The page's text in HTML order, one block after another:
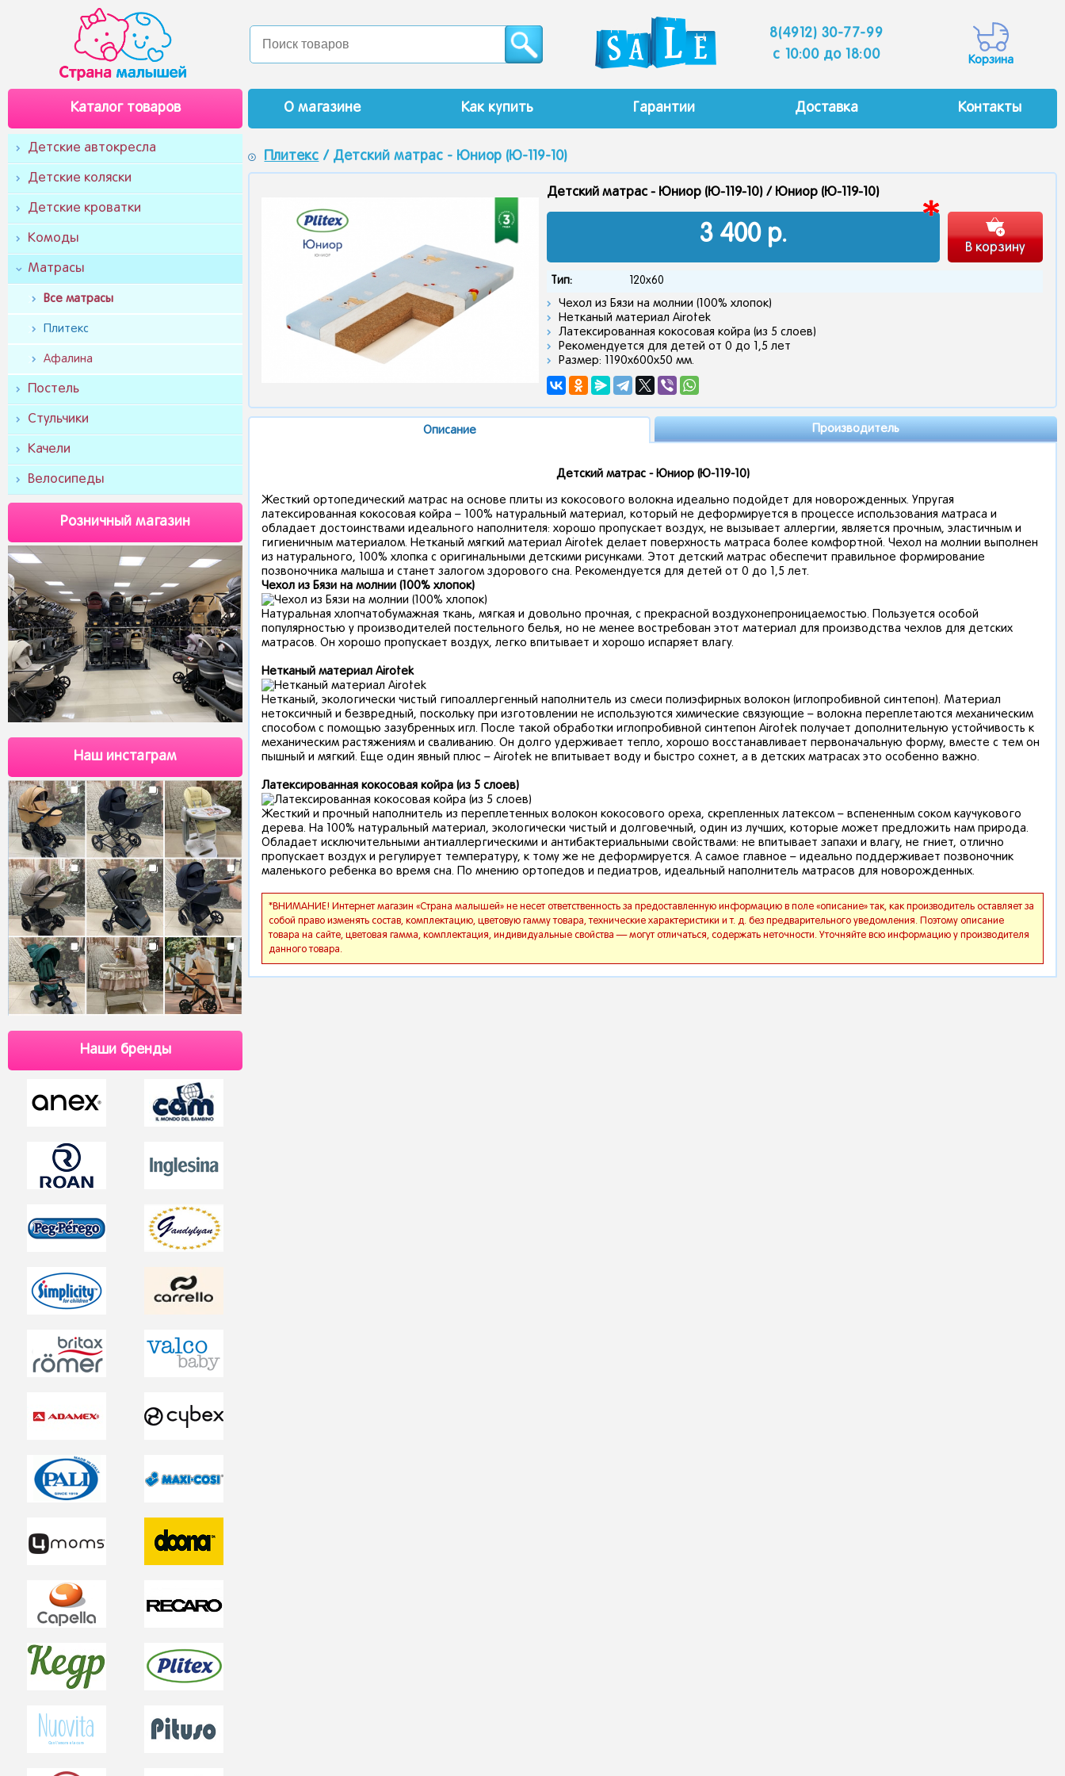
8(4912) 30-77-99
c 10:00 до 18:00
Корзина
Каталог товаров О магазине Как купить Гарантии Доставка Контакты
Детские автокресла
Детские коляски
Детские кроватки
Комоды
Матрасы
Все матрасы
Плитекс
Афалина
Постель
Стульчики
Качели
Велосипеды
Розничный магазин
Наш инстаграм
Наши бренды
Плитекс / Детский матрас - Юниор (Ю-119-10)
Детский матрас - Юниор (Ю-119-10) / Юниор (Ю-119-10)
3 400р.
В корзину
Тип: 120x60
Чехол из Бязи на молнии (100% хлопок)
Нетканый материал Airotek
Латексированная кокосовая койра (из 5 слоев)
Рекомендуется для детей от 0 до 1,5 лет
Размер: 1190х600х50 мм.
Описание Производитель
Детский матрас - Юниор (Ю-119-10)
Жесткий ортопедический матрас на основе плиты из кокосового волокна идеально подойдет для новорожденных. Упругая
латексированная кокосовая койра – 100% натуральный материал, который не деформируется в процессе использования матраса и
обладает достоинствами идеального наполнителя: хорошо пропускает воздух, не вызывает аллергии, является прочным, эластичным и
гигиеничным материалом. Нетканый мягкий материал Airotek делает поверхность матраса более комфортной. Чехол на молнии выполнен
из натурального, 100% хлопка с оригинальными детскими рисунками. Этот детский матрас обеспечит правильное формирование
позвоночника малыша и станет залогом здорового сна. Рекомендуется для детей от 0 до 1,5 лет.
Чехол из Бязи на молнии (100% хлопок)
Натуральная хлопчатобумажная ткань, мягкая и довольно прочная, с прекрасной воздухонепроницаемостью. Пользуется особой
популярностью у производителей постельного белья, но не менее востребован этот материал для производства чехлов для детских
матрасов. Он хорошо пропускает воздух, легко впитывает и хорошо испаряет влагу.
Нетканый материал Airotek
Нетканый, экологически чистый гипоаллергенный наполнитель из смеси полиэфирных волокон (иглопробивной синтепон). Материал
нетоксичный и безвредный, поскольку при изготовлении не используются химические связующие – волокна переплетаются механическим
способом с помощью зазубренных игл. После такой обработки иглопробивной синтепон Airotek получает дополнительную устойчивость к
механическим растяжениям и сваливанию. Он долго удерживает тепло, хорошо восстанавливает первоначальную форму, вместе с тем он
пышный и мягкий. Еще один явный плюс – Airotek не впитывает воду и быстро сохнет, а в детских матрасах это особенно важно.
Латексированная кокосовая койра (из 5 слоев)
Жесткий и прочный наполнитель из переплетенных волокон кокосового ореха, скрепленных латексом – вспененным соком каучукового
дерева. На 100% натуральный материал, экологически чистый и долговечный, один из лучших, которые может предложить нам природа.
Обладает исключительными антиаллергическими и антибактериальными свойствами: не впитывает запахи и влагу, не гниет, отлично
пропускает воздух и регулирует температуру, к тому же не деформируется. А самое главное – идеально поддерживает позвоночник
маленького ребенка во время сна. По мнению ортопедов и педиатров, идеальный наполнитель матрасов для новорожденных.
*ВНИМАНИЕ! Интернет магазин «Страна малышей» не несет ответственность за предоставленную информацию в поле «описание» так, как производитель оставляет за
собой право изменять состав, комплектацию, цветовую гамму товара, технические характеристики и т. д. без предварительного уведомления. Поэтому описание
товара на сайте, цветовая гамма, комплектация, индивидуальные свойства — могут отличаться, содержать неточности. Уточняйте всю информацию у производителя
данного товара.